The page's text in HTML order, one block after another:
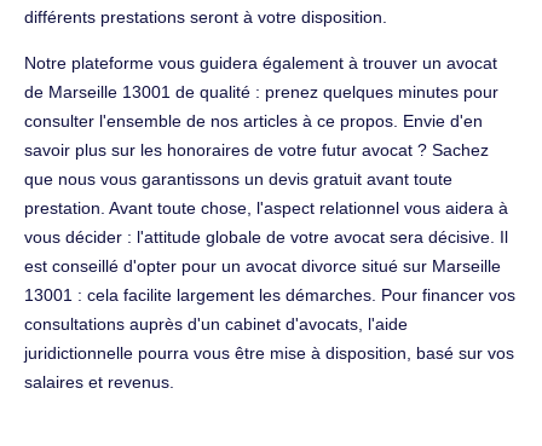
différents prestations seront à votre disposition.
Notre plateforme vous guidera également à trouver un avocat
de Marseille 13001 de qualité : prenez quelques minutes pour
consulter l'ensemble de nos articles à ce propos. Envie d'en
savoir plus sur les honoraires de votre futur avocat ? Sachez
que nous vous garantissons un devis gratuit avant toute
prestation. Avant toute chose, l'aspect relationnel vous aidera à
vous décider : l'attitude globale de votre avocat sera décisive. Il
est conseillé d'opter pour un avocat divorce situé sur Marseille
13001 : cela facilite largement les démarches. Pour financer vos
consultations auprès d'un cabinet d'avocats, l'aide
juridictionnelle pourra vous être mise à disposition, basé sur vos
salaires et revenus.